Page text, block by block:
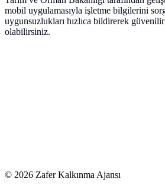
mobil uygulamasıyla işletme bilgilerini
uygunsuzlukları hızlıca bildirerek
olabilirsiniz.
© 2026 Zafer Kalkınma Ajansı